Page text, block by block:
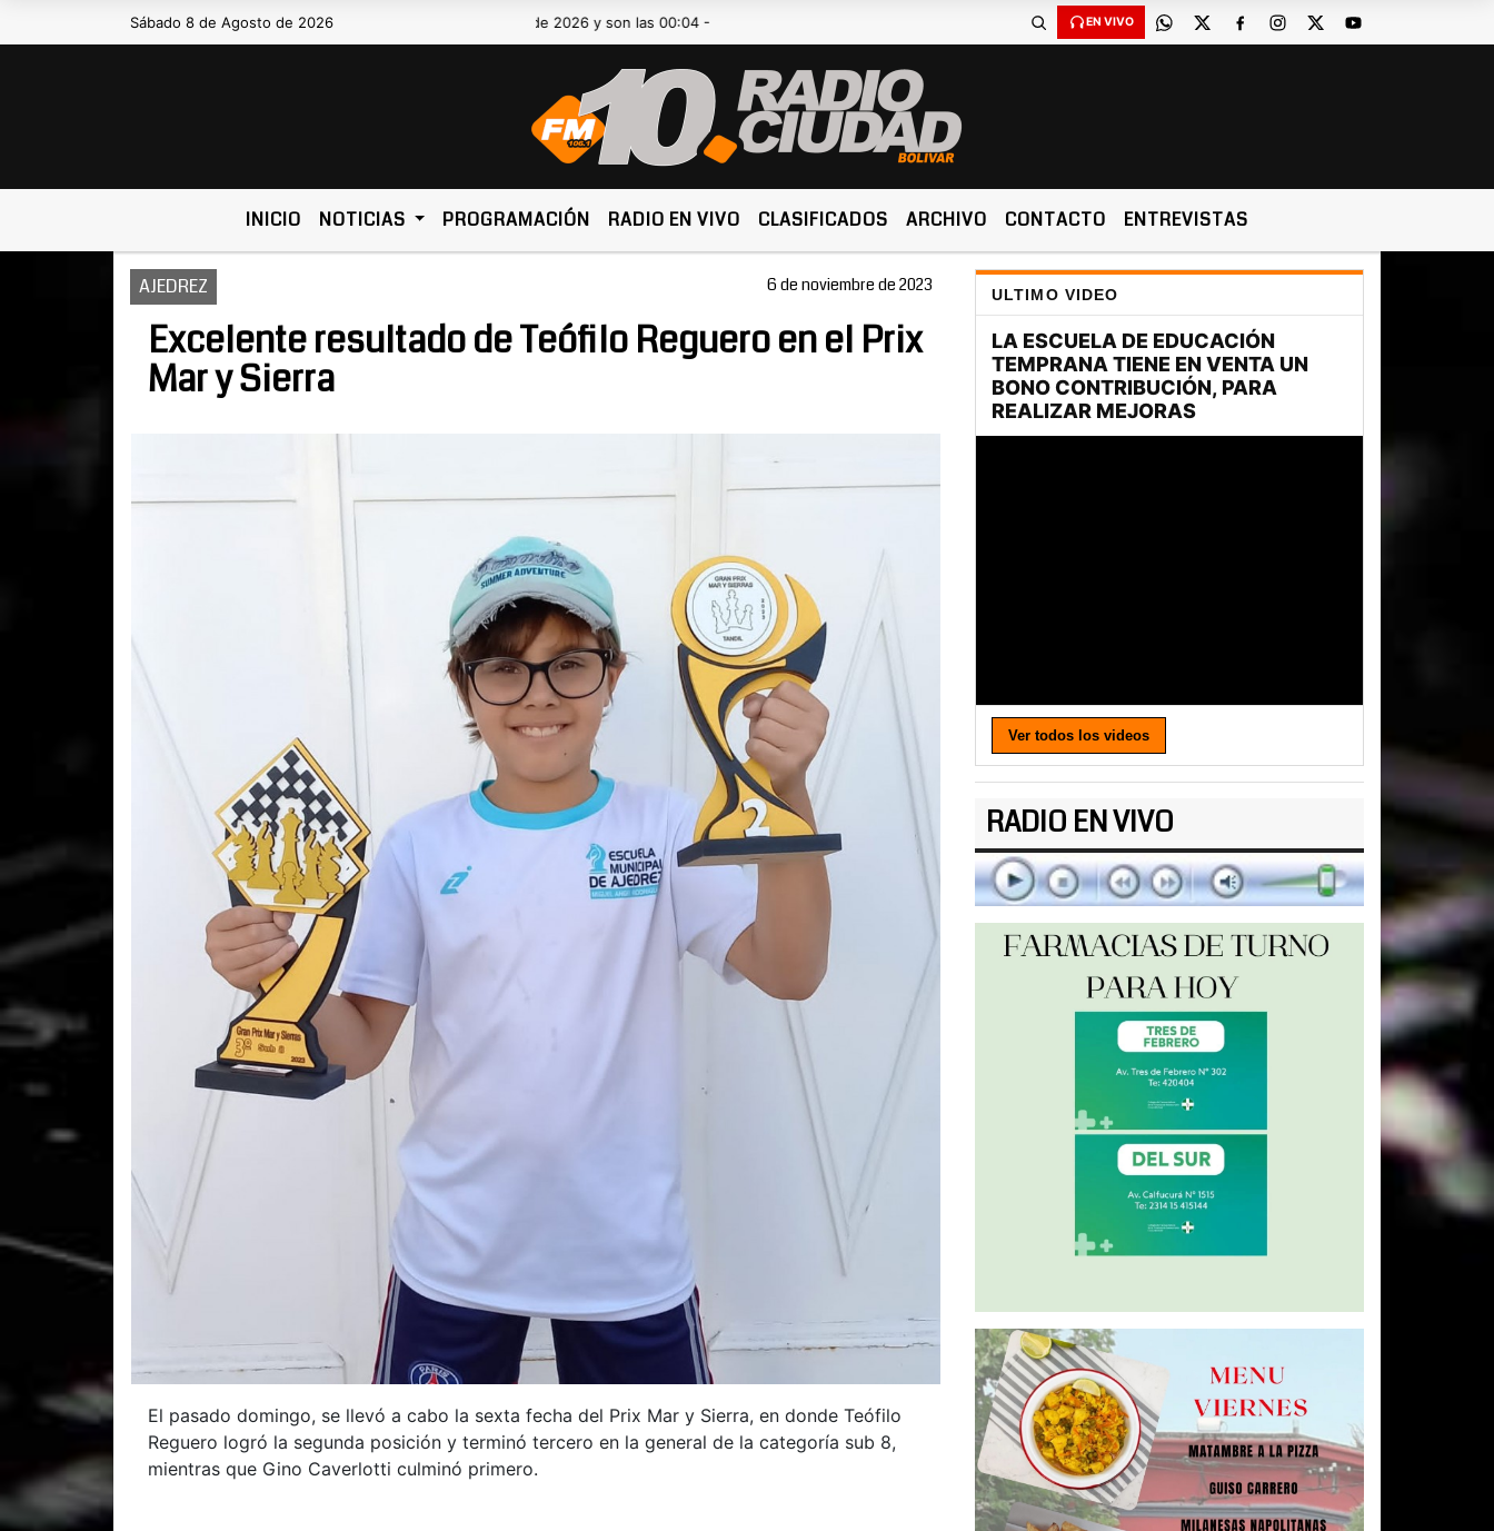
Sábado 8 de Agosto de 2026Hoy es Sábado 8 de Agosto de 2026 y son las 00:04 - EN VIVO
INICIO NOTICIAS PROGRAMACIÓN RADIO EN VIVO CLASIFICADOS ARCHIVO CONTACTO ENTREVISTAS
AJEDREZ 6 de noviembre de 2023
Excelente resultado de Teófilo Reguero en el Prix
Mar y Sierra
El pasado domingo, se llevó a cabo la sexta fecha del Prix Mar y Sierra, en donde Teófilo
Reguero logró la segunda posición y terminó tercero en la general de la categoría sub 8,
mientras que Gino Caverlotti culminó primero.
ULTIMO VIDEO
Ver todos los videos
RADIO EN VIVO